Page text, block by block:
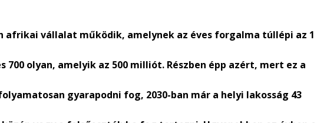
afrikai vállalat működik, amelynek az éves forgalma túllépi az 1
700 olyan, amelyik az 500 milliót. Részben épp azért, mert ez a
gyarapodni fog, 2030-ban már a helyi lakosság 43